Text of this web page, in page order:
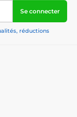
Se connecter
réductions